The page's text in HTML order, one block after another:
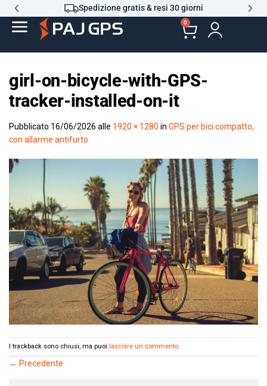
Spedizione gratis & resi 30 giorni
0
girl-on-bicycle-with-GPS-
tracker-installed-on-it
Pubblicato 16/06/2026 alle 1920 × 1280 in GPS per bici compatto,
con allarme antifurto
I trackback sono chiusi, ma puoi lasciare un commento.
← Precedente